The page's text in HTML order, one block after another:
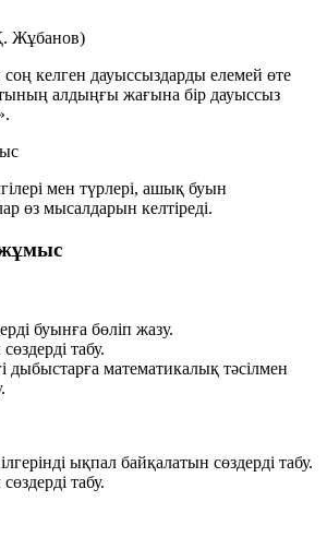
Жұбанов)
келген дауыссыздарды елемей өте
алдыңғы жағына бір дауыссыз
мен түрлері, ашық буын
өз мысалдарын келтіреді.
буынға бөліп жазу.
табу.
дыбыстарға математикалық тәсілмен
ықпал байқалатын сөздерді табу.
табу.